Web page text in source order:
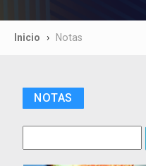
Inicio Notas
NOTAS